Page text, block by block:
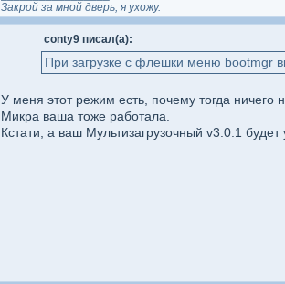
Закрой за мной дверь, я ухожу.
conty9 писал(а):
При загрузке с флешки меню bootmgr
У меня этот режим есть, почему тогда ничего
Микра ваша тоже работала.
Кстати, а ваш Мультизагрузочный v3.0.1